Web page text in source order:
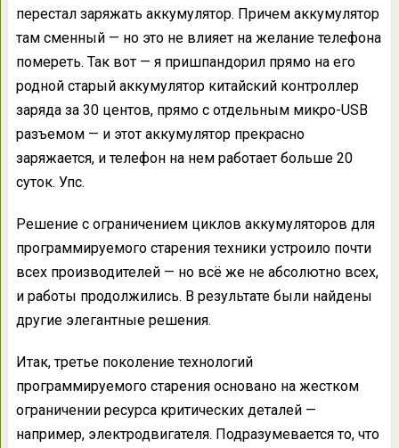
перестал заряжать аккумулятор. Причем аккумулятор
там сменный — но это не влияет на желание телефона
помереть. Так вот — я пришпандорил прямо на его
родной старый аккумулятор китайский контроллер
заряда за 30 центов, прямо с отдельным микро-USB
разъемом — и этот аккумулятор прекрасно
заряжается, и телефон на нем работает больше 20
суток. Упс.
Решение с ограничением циклов аккумуляторов для
программируемого старения техники устроило почти
всех производителей — но всё же не абсолютно всех,
и работы продолжились. В результате были найдены
другие элегантные решения.
Итак, третье поколение технологий
программируемого старения основано на жестком
ограничении ресурса критических деталей —
например, электродвигателя. Подразумевается то, что